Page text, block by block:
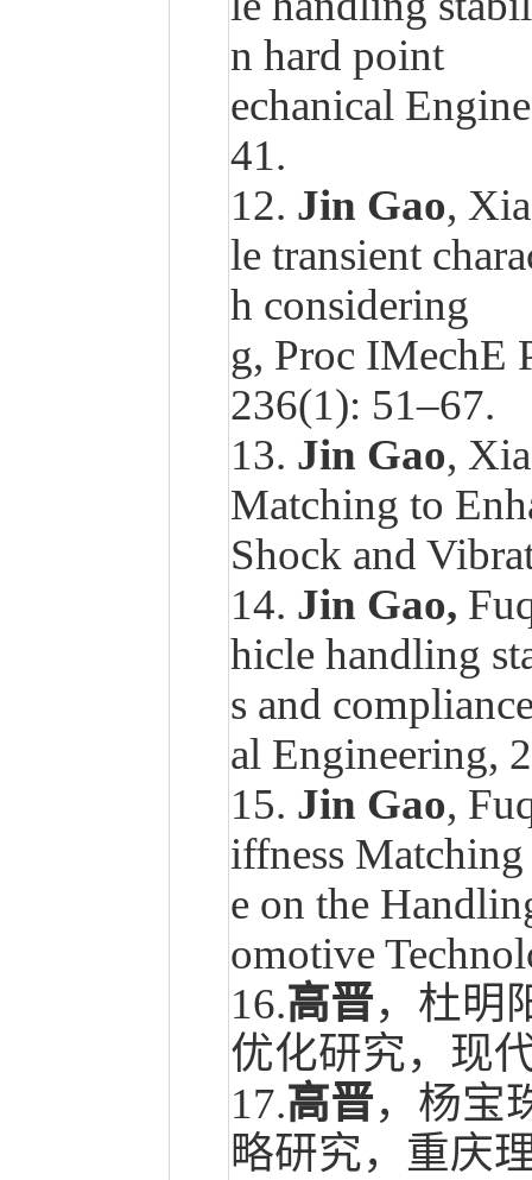
n hard point
echanical
41.
12. Jin Gao,
le transient
h considering
g, Proc IMechE
236(1): 51–67.
13. Jin Gao,
Matching to
Shock and
14. Jin Gao,
hicle handling
s and
al Engineering,
15. Jin Gao,
iffness
e on the
omotive
16.高晋，杜明
优化研究，现
17.高晋，杨宝
略研究，重庆